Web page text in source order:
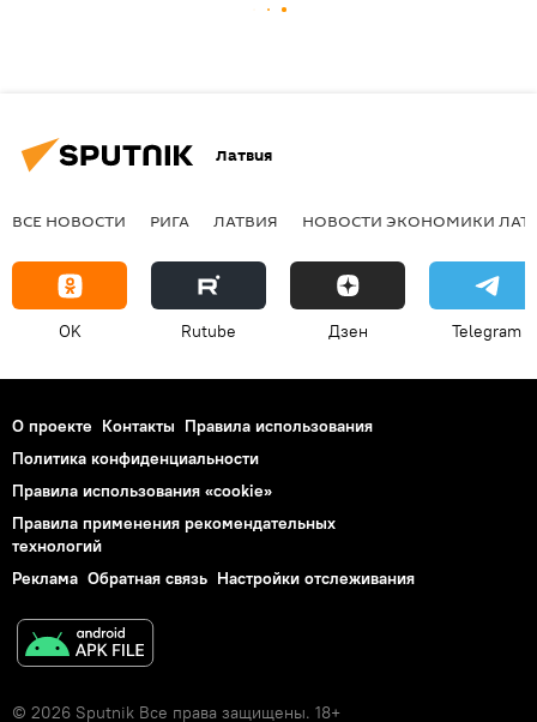
Латвия
ВСЕ НОВОСТИ РИГА ЛАТВИЯ НОВОСТИ ЭКОНОМИКИ
OK Rutube Дзен Telegram
О проекте Контакты Правила использования
Политика конфиденциальности
Правила использования «cookie»
Правила применения рекомендательных
технологий
Реклама Обратная связь Настройки отслеживания
© 2026 Sputnik Все права защищены. 18+